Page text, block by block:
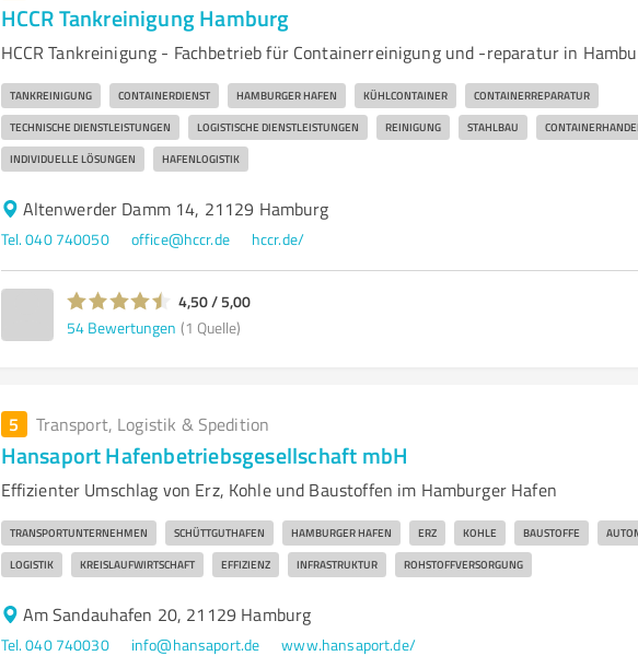
HCCR Tankreinigung Hamburg
HCCR Tankreinigung - Fachbetrieb für Containerreinigung und -reparatur in
TANKREINIGUNG CONTAINERDIENST HAMBURGER HAFEN KÜHLCONTAINER CONTAINERREPARATUR
TECHNISCHE DIENSTLEISTUNGEN LOGISTISCHE DIENSTLEISTUNGEN REINIGUNG STAHLBAU
INDIVIDUELLE LÖSUNGEN HAFENLOGISTIK
Altenwerder Damm 14, 21129 Hamburg
Tel. 040 740050 office@hccr.de hccr.de/
4,50 / 5,00
54 Bewertungen (1 Quelle)
5 Transport, Logistik & Spedition
Hansaport Hafenbetriebsgesellschaft mbH
Effizienter Umschlag von Erz, Kohle und Baustoffen im Hamburger Hafen
TRANSPORTUNTERNEHMEN SCHÜTTGUTHAFEN HAMBURGER HAFEN ERZ KOHLE BAUSTOFFE
LOGISTIK KREISLAUFWIRTSCHAFT EFFIZIENZ INFRASTRUKTUR ROHSTOFFVERSORGUNG
Am Sandauhafen 20, 21129 Hamburg
Tel. 040 740030 info@hansaport.de www.hansaport.de/